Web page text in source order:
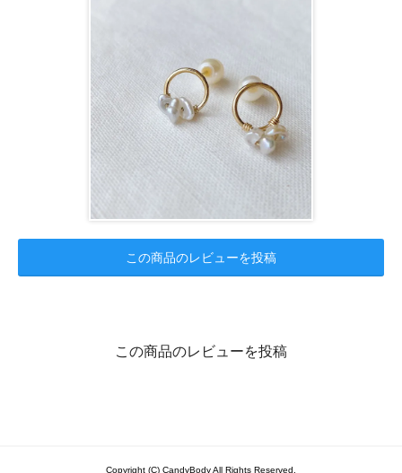
この商品のレビューを投稿
この商品のレビューを投稿
Copyright (C) CandyBody All Rights Reserved.